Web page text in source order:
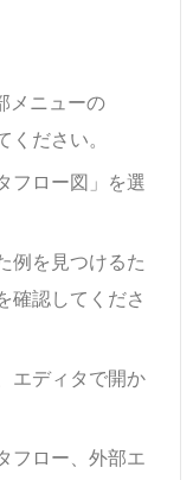
メニューの
ださい。
フロー図」を選
例を見つけるた
確認してくださ
エディタで開か
フロー、外部エ